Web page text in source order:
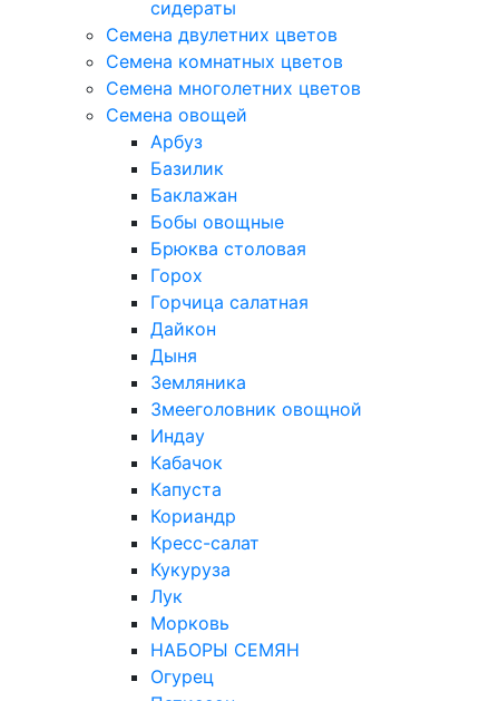
сидераты
Семена двулетних цветов
Семена комнатных цветов
Семена многолетних цветов
Семена овощей
Арбуз
Базилик
Баклажан
Бобы овощные
Брюква столовая
Горох
Горчица салатная
Дайкон
Дыня
Земляника
Змееголовник овощной
Индау
Кабачок
Капуста
Кориандр
Кресс-салат
Кукуруза
Лук
Морковь
НАБОРЫ СЕМЯН
Огурец